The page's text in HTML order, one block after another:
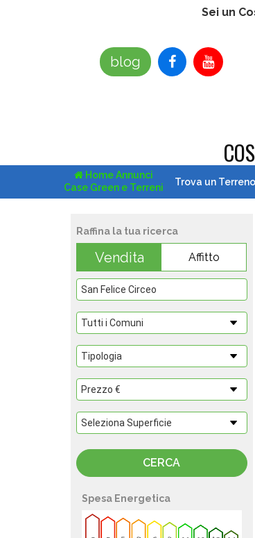
Sei un
blog
Home Annunci
Case Green e Terreni
Trova un Terreno
Raffina la tua ricerca
Vendita Affitto
Spesa Energetica